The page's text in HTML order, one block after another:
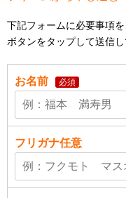
下記フォームに必要事項
ボタンをタップして送信し
お名前 必須
フリガナ任意